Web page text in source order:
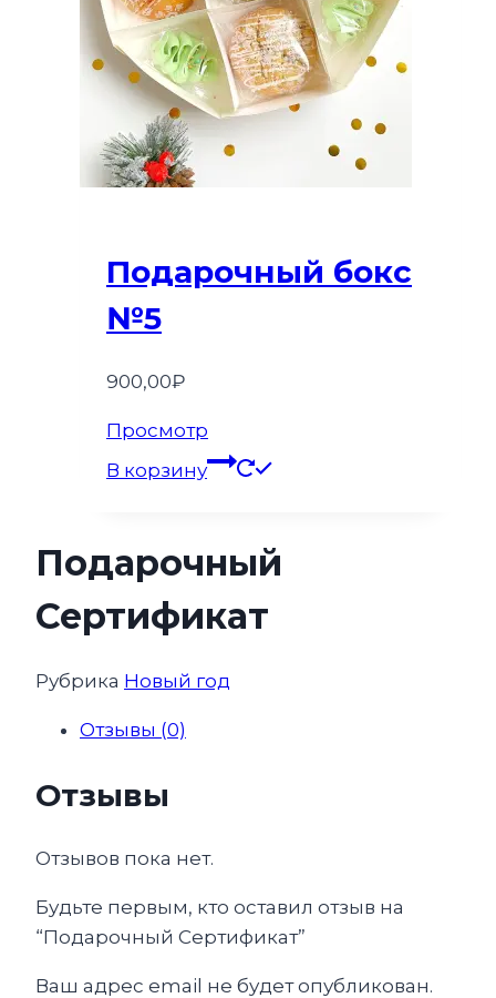
Подарочный бокс
№5
900,00₽
Просмотр
В корзину
Подарочный
Сертификат
Рубрика Новый год
Отзывы (0)
Отзывы
Отзывов пока нет.
Будьте первым, кто оставил отзыв на
“Подарочный Сертификат”
Ваш адрес email не будет опубликован.